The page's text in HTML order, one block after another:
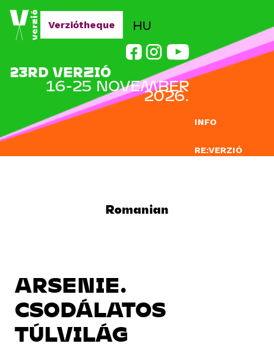
Jump to navigation
INFO
RE:VERZIÓ
HU
23RD VERZIÓ
16-25 NOVEMBER
2026.
Verziótheque
Romanian
ARSENIE.
CSODÁLATOS
TÚLVILÁG